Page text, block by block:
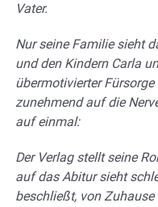
Vater.
Nur seine Familie sieht
und den Kindern Carla
übermotivierter
zunehmend auf die
auf einmal:
Der Verlag stellt seine
auf das Abitur sieht
beschließt, von